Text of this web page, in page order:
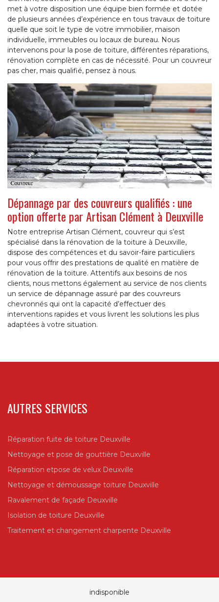
met à votre disposition une équipe bien formée et dotée
de plusieurs années d’expérience en tous travaux de toiture
quelle que soit le type de votre immobilier, maison
individuelle, immeubles ou locaux de bureau. Nous
intervenons pour la pose de toiture, différentes réparations,
rénovation complète en cas de nécessité. Pour un couvreur
pas cher, mais qualifié, pensez à nous.
Dépannage par des couvreurs qualifiés : une
option offerte par Artisan Clément à Deuxville
Notre entreprise Artisan Clément, couvreur qui s’est
spécialisé dans la rénovation de la toiture à Deuxville,
dispose des compétences et du savoir-faire particuliers
pour vous offrir des prestations de qualité en matière de
rénovation de la toiture. Attentifs aux besoins de nos
clients, nous mettons également au service de nos clients
un service de dépannage assuré par des couvreurs
chevronnés qui ont la capacité d’effectuer des
interventions rapides et vous livrent les solutions les plus
adaptées à votre situation.
AUTRES SERVICES
Réparation fuite de toiture Deuxville
Nettoyage et pose de gouttière Deuxville
Réparation etpose de velux Deuxville
Nettoyage et démoussage toiture Deuxville
Ravalement de façade Deuxville
Isolation de toiture Deuxville
Traitement et changement charpente Deuxville
indisponible